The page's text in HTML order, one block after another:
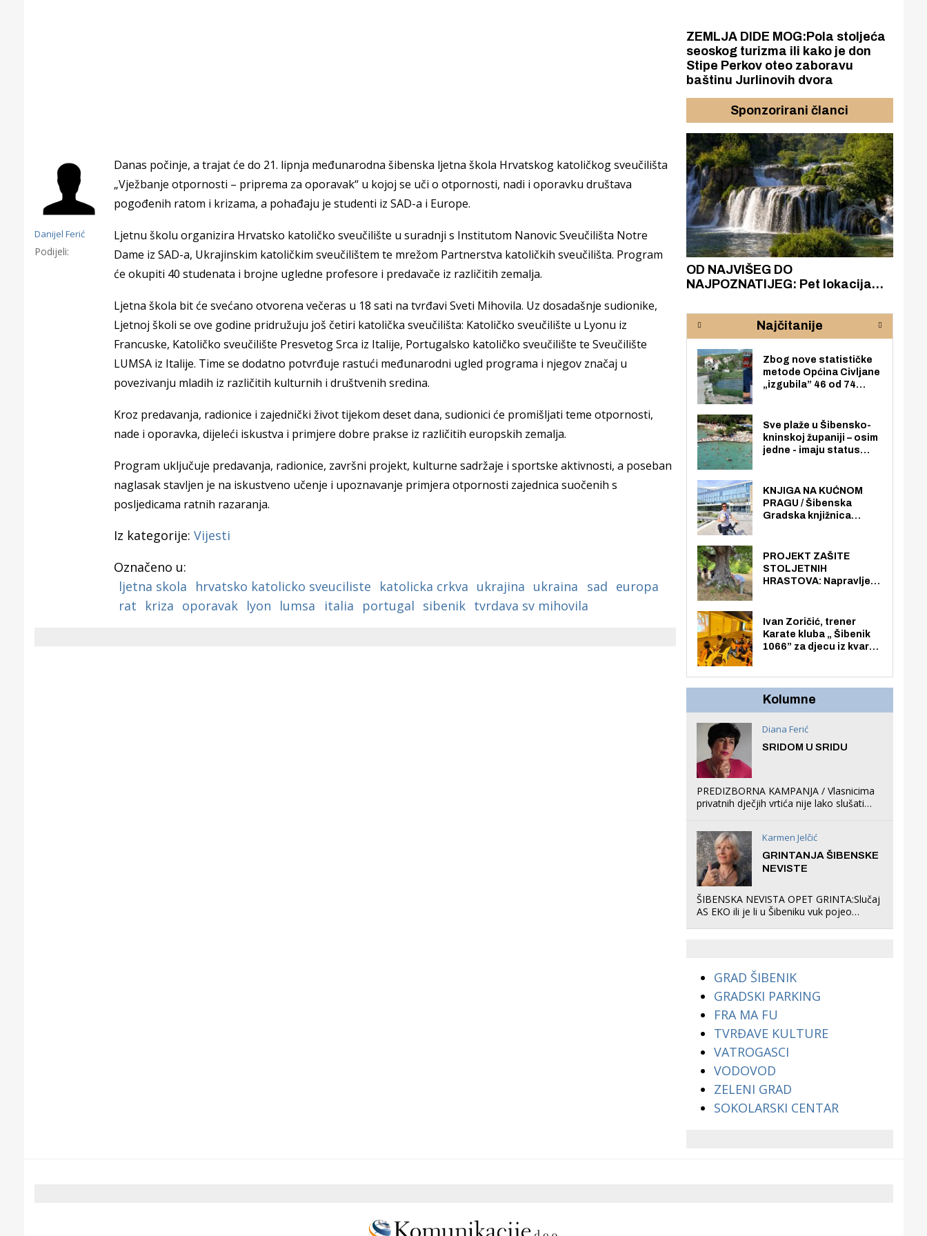
Danijel Ferić
Podijeli:
Danas počinje, a trajat će do 21. lipnja međunarodna šibenska ljetna škola Hrvatskog katoličkog sveučilišta
„Vježbanje otpornosti – priprema za oporavak“ u kojoj se uči o otpornosti, nadi i oporavku društava
pogođenih ratom i krizama, a pohađaju je studenti iz SAD-a i Europe.
Ljetnu školu organizira Hrvatsko katoličko sveučilište u suradnji s Institutom Nanovic Sveučilišta Notre
Dame iz SAD-a, Ukrajinskim katoličkim sveučilištem te mrežom Partnerstva katoličkih sveučilišta. Program
će okupiti 40 studenata i brojne ugledne profesore i predavače iz različitih zemalja.
Ljetna škola bit će svećano otvorena večeras u 18 sati na tvrđavi Sveti Mihovila. Uz dosadašnje sudionike,
Ljetnoj školi se ove godine pridružuju još četiri katolička sveučilišta: Katoličko sveučilište u Lyonu iz
Francuske, Katoličko sveučilište Presvetog Srca iz Italije, Portugalsko katoličko sveučilište te Sveučilište
LUMSA iz Italije. Time se dodatno potvrđuje rastući međunarodni ugled programa i njegov značaj u
povezivanju mladih iz različitih kulturnih i društvenih sredina.
Kroz predavanja, radionice i zajednički život tijekom deset dana, sudionici će promišljati teme otpornosti,
nade i oporavka, dijeleći iskustva i primjere dobre prakse iz različitih europskih zemalja.
Program uključuje predavanja, radionice, završni projekt, kulturne sadržaje i sportske aktivnosti, a poseban
naglasak stavljen je na iskustveno učenje i upoznavanje primjera otpornosti zajednica suočenih s
posljedicama ratnih razaranja.
Iz kategorije: Vijesti
Označeno u:
ljetna skola
hrvatsko katolicko sveuciliste katolicka crkva ukrajina ukraina sad europa
rat
kriza oporavak lyon lumsa italia portugal sibenik tvrdava sv mihovila
ZEMLJA DIDE MOG:Pola stoljeća
seoskog turizma ili kako je don
Stipe Perkov oteo zaboravu
baštinu Jurlinovih dvora
Sponzorirani članci
Gornji tok Krke iz prve ruke -
Otkrijte hostel Titius u
edukativnom kampusu NP Krka u
Puljanima
Šibenik spreman za dolazak
električnih autobusa: izgrađeno
12 punionica na kolodvoru
OD NAJVIŠEG DO
NAJPOZNATIJEG: Pet lokacija
rijeke Krke
Najčitanije
Zbog nove statističke
metode Općina Civljane
„izgubila” 46 od 74
nego radno sposobnih
osoba među svojih 170
stanovnika.
Sve plaže u Šibensko-
kninskoj županiji – osim
jedne - imaju status
općoj upotrebi. Pristup
je slobodan i besplatan
za sve građane i
KNJIGA NA KUĆNOM
PRAGU / Šibenska
Gradska knjižnica
knjiga na kućnu adresu
električnim biciklom.
PROJEKT ZAŠITE
STOLJETNIH
HRASTOVA: Napravljen
Zmajevac
Ivan Zoričić, trener
Karate kluba „ Šibenik
1066” za djecu iz kvarta
organizirao dječje
Kolumne
Diana Ferić
SRIDOM U SRIDU
PREDIZBORNA KAMPANJA / Vlasnicima
privatnih dječjih vrtića nije lako slušati
što oni rade u Šibeniku ne postoji
Karmen Jelčić
GRINTANJA ŠIBENSKE
NEVISTE
ŠIBENSKA NEVISTA OPET GRINTA:Slučaj
AS EKO ili je li u Šibeniku vuk pojeo
GRAD ŠIBENIK
GRADSKI PARKING
FRA MA FU
TVRĐAVE KULTURE
VATROGASCI
VODOVOD
ZELENI GRAD
SOKOLARSKI CENTAR